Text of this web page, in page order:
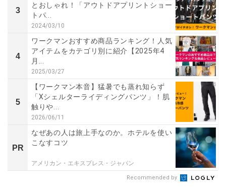
3
とおしゃれ！「アウトドアプリントショー
トパ...
2024/03/10
4
ワークマンおすすめ商品ランキング！人気
アイテムをカテゴリ別に紹介【2025年4
月...
2025/03/27
5
【ワークマン本音】猛暑でも蒸れ知らず
「Xシェルターライディングパンツ」！肌
触りや...
2026/06/11
PR
なぜあの人は旅上手なのか。ホテルを使い
こなすコツ
アメリカン・エキスプレス・ジャパン
Recommended by